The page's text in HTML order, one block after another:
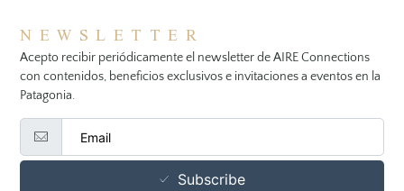
NEWSLETTER
Acepto recibir periódicamente el newsletter de AIRE Connections
con contenidos, beneficios exclusivos e invitaciones a eventos en la
Patagonia.
Subscribe